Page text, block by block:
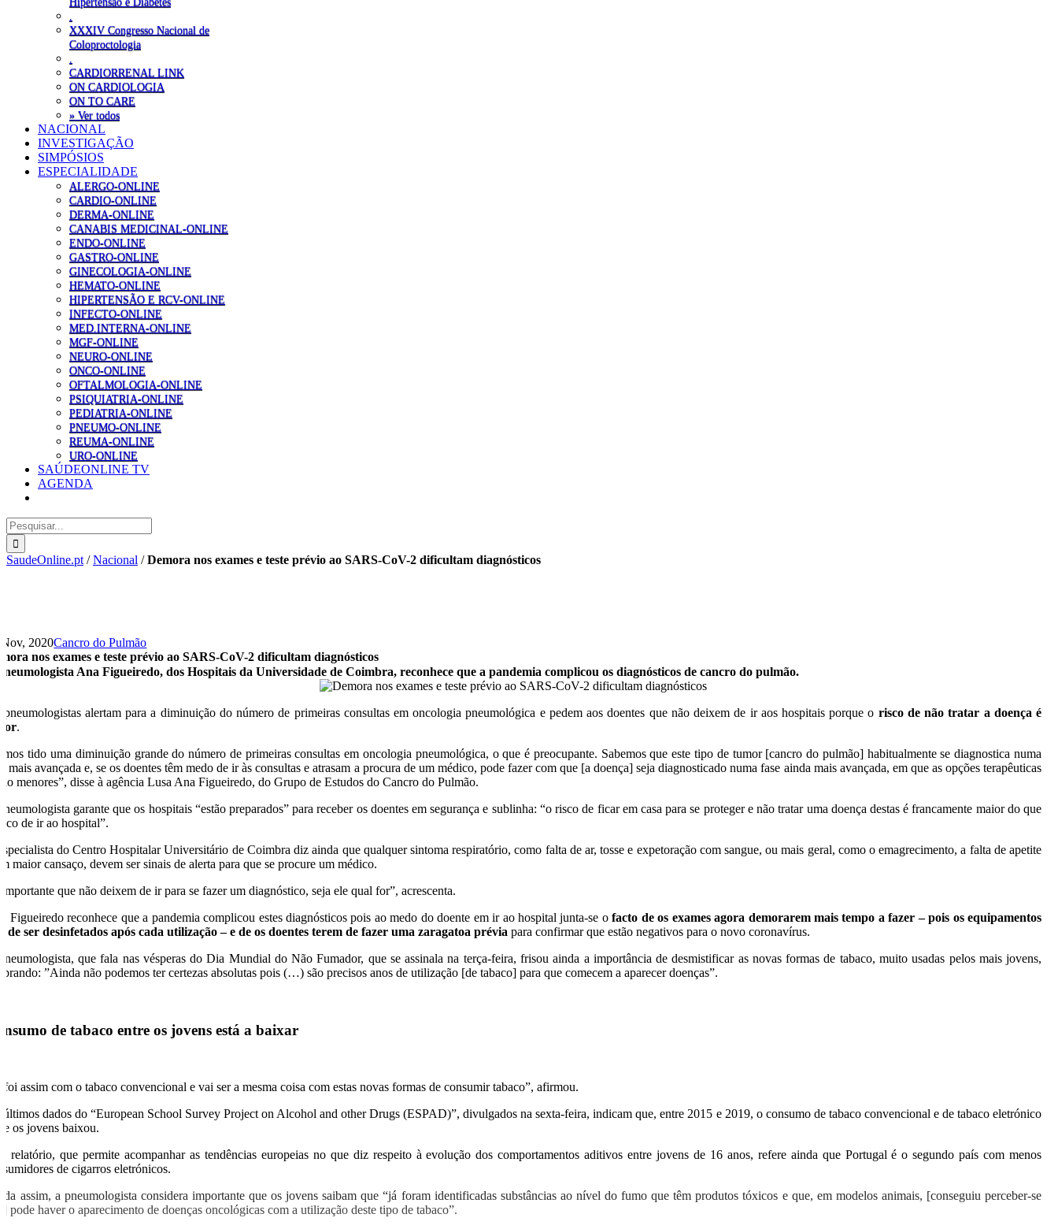
XXXIV Congresso Nacional de
Coloproctologia
CARDIORRENAL LINK
ON CARDIOLOGIA
ON TO CARE
» Ver todos
NACIONAL
INVESTIGAÇÃO
SIMPÓSIOS
ESPECIALIDADE
ALERGO-ONLINE
CARDIO-ONLINE
DERMA-ONLINE
CANABIS MEDICINAL-ONLINE
ENDO-ONLINE
GASTRO-ONLINE
GINECOLOGIA-ONLINE
HEMATO-ONLINE
HIPERTENSÃO E RCV-ONLINE
INFECTO-ONLINE
MED.INTERNA-ONLINE
MGF-ONLINE
NEURO-ONLINE
ONCO-ONLINE
OFTALMOLOGIA-ONLINE
PSIQUIATRIA-ONLINE
PEDIATRIA-ONLINE
PNEUMO-ONLINE
REUMA-ONLINE
URO-ONLINE
SAÚDEONLINE TV
AGENDA
Pesquisar
SaudeOnline.pt /Nacional /Demora nos exames e teste prévio ao SARS-CoV-2 dificultam diagnósticos
2020Cancro do Pulmão
nos exames e teste prévio ao SARS-CoV-2 dificultam diagnósticos
Ana Figueiredo, dos Hospitais da Universidade de Coimbra, reconhece que a pandemia complicou os diagnósticos de cancro do pulmão.
pneumologistas alertam para a diminuição do número de primeiras consultas em oncologia pneumológica e pedem aos doentes que não deixem de ir aos hospitais porque o risco de não tratar a doença é
.
tido uma diminuição grande do número de primeiras consultas em oncologia pneumológica, o que é preocupante. Sabemos que este tipo de tumor [cancro do pulmão] habitualmente se diagnostica numa
mais avançada e, se os doentes têm medo de ir às consultas e atrasam a procura de um médico, pode fazer com que [a doença] seja diagnosticado numa fase ainda mais avançada, em que as opções terapêuticas
menores”, disse à agência Lusa Ana Figueiredo, do Grupo de Estudos do Cancro do Pulmão.
garante que os hospitais “estão preparados” para receber os doentes em segurança e sublinha: “o risco de ficar em casa para se proteger e não tratar uma doença destas é francamente maior do que
de ir ao hospital”.
do Centro Hospitalar Universitário de Coimbra diz ainda que qualquer sintoma respiratório, como falta de ar, tosse e expetoração com sangue, ou mais geral, como o emagrecimento, a falta de apetite
maior cansaço, devem ser sinais de alerta para que se procure um médico.
que não deixem de ir para se fazer um diagnóstico, seja ele qual for”, acrescenta.
Figueiredo reconhece que a pandemia complicou estes diagnósticos pois ao medo do doente em ir ao hospital junta-se ofacto de os exames agora demorarem mais tempo a fazer – pois os equipamentos
de ser desinfetados após cada utilização – e de os doentes terem de fazer uma zaragatoa prévia para confirmar que estão negativos para o novo coronavírus.
que fala nas vésperas do Dia Mundial do Não Fumador, que se assinala na terça-feira, frisou ainda a importância de desmistificar as novas formas de tabaco, muito usadas pelos mais jovens,
”Ainda não podemos ter certezas absolutas pois (…) são precisos anos de utilização [de tabaco] para que comecem a aparecer doenças”.
de tabaco entre os jovens está a baixar
foi assim com o tabaco convencional e vai ser a mesma coisa com estas novas formas de consumir tabaco”, afirmou.
últimos dados do “European School Survey Project on Alcohol and other Drugs (ESPAD)”, divulgados na sexta-feira, indicam que, entre 2015 e 2019, o consumo de tabaco convencional e de tabaco eletrónico
os jovens baixou.
relatório, que permite acompanhar as tendências europeias no que diz respeito à evolução dos comportamentos aditivos entre jovens de 16 anos, refere ainda que Portugal é o segundo país com menos
de cigarros eletrónicos.
assim, a pneumologista considera importante que os jovens saibam que “já foram identificadas substâncias ao nível do fumo que têm produtos tóxicos e que, em modelos animais, [conseguiu perceber-se
pode haver o aparecimento de doenças oncológicas com a utilização deste tipo de tabaco”.